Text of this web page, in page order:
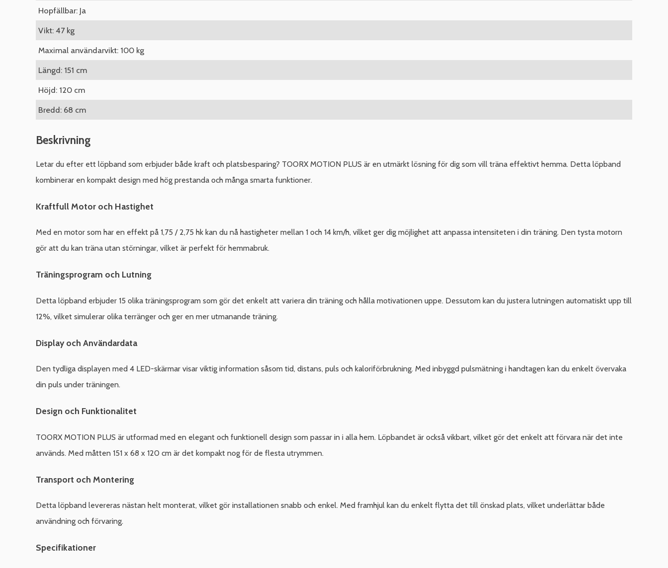
Hopfällbar: Ja
Vikt: 47 kg
Maximal användarvikt: 100 kg
Längd: 151 cm
Höjd: 120 cm
Bredd: 68 cm
Beskrivning
Letar du efter ett löpband som erbjuder både kraft och platsbesparing? TOORX MOTION PLUS är en utmärkt lösning för dig som vill träna effektivt hemma. Detta löpband
kombinerar en kompakt design med hög prestanda och många smarta funktioner.
Kraftfull Motor och Hastighet
Med en motor som har en effekt på 1,75 / 2,75 hk kan du nå hastigheter mellan 1 och 14 km/h, vilket ger dig möjlighet att anpassa intensiteten i din träning. Den tysta motorn
gör att du kan träna utan störningar, vilket är perfekt för hemmabruk.
Träningsprogram och Lutning
Detta löpband erbjuder 15 olika träningsprogram som gör det enkelt att variera din träning och hålla motivationen uppe. Dessutom kan du justera lutningen automatiskt upp till
12%, vilket simulerar olika terränger och ger en mer utmanande träning.
Display och Användardata
Den tydliga displayen med 4 LED-skärmar visar viktig information såsom tid, distans, puls och kaloriförbrukning. Med inbyggd pulsmätning i handtagen kan du enkelt övervaka
din puls under träningen.
Design och Funktionalitet
TOORX MOTION PLUS är utformad med en elegant och funktionell design som passar in i alla hem. Löpbandet är också vikbart, vilket gör det enkelt att förvara när det inte
används. Med måtten 151 x 68 x 120 cm är det kompakt nog för de flesta utrymmen.
Transport och Montering
Detta löpband levereras nästan helt monterat, vilket gör installationen snabb och enkel. Med framhjul kan du enkelt flytta det till önskad plats, vilket underlättar både
användning och förvaring.
Specifikationer